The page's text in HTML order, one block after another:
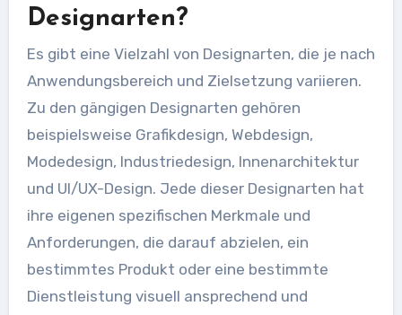
Designarten?
Es gibt eine Vielzahl von Designarten, die je nach
Anwendungsbereich und Zielsetzung variieren.
Zu den gängigen Designarten gehören
beispielsweise Grafikdesign, Webdesign,
Modedesign, Industriedesign, Innenarchitektur
und UI/UX-Design. Jede dieser Designarten hat
ihre eigenen spezifischen Merkmale und
Anforderungen, die darauf abzielen, ein
bestimmtes Produkt oder eine bestimmte
Dienstleistung visuell ansprechend und